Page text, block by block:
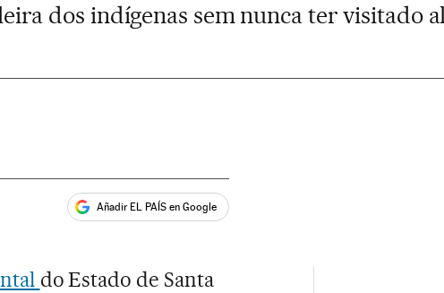
dos indígenas sem nunca ter visitado
Añadir EL PAÍS en Google
do Estado de Santa